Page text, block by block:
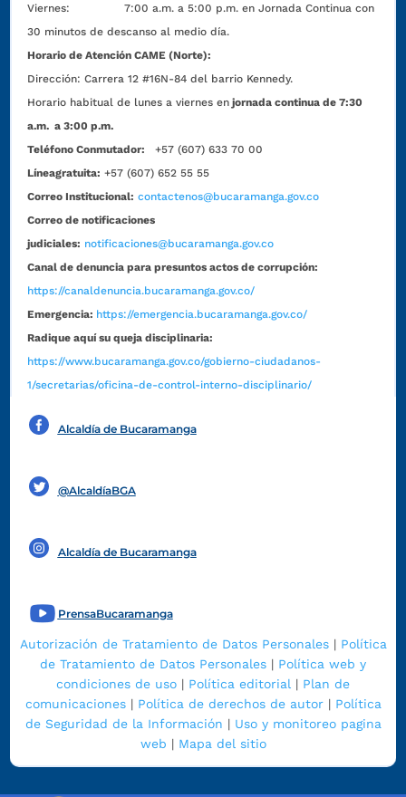
Viernes: 7:00 a.m. a 5:00 p.m. en Jornada Continua con
30 minutos de descanso al medio día.
Horario de Atención CAME (Norte):
Dirección:Carrera 12 #16N-84 del barrio Kennedy.
Horario habitual de lunes a viernes en jornada continua de 7:30
a.m. a 3:00 p.m.
Teléfono Conmutador:
+57 (607) 633 70 00
Líneagratuita: +57 (607) 652 55 55
Correo Institucional: contactenos@bucaramanga.gov.co
Correo de notificaciones
judiciales: notificaciones@bucaramanga.gov.co
Canal de denuncia para presuntos actos de corrupción:
https://canaldenuncia.bucaramanga.gov.co/
Emergencia: https://emergencia.bucaramanga.gov.co/
Radique aquí su queja disciplinaria:
https://www.bucaramanga.gov.co/gobierno-ciudadanos-
1/secretarias/oficina-de-control-interno-disciplinario/
Alcaldía de Bucaramanga
@AlcaldíaBGA
Alcaldía de Bucaramanga
PrensaBucaramanga
Autorización de Tratamiento de Datos Personales| Política
de Tratamiento de Datos Personales | Política web y
condiciones de uso | Política editorial | Plan de
comunicaciones| Política de derechos de autor| Política
de Seguridad de la Información | Uso y monitoreo pagina
web | Mapa del sitio